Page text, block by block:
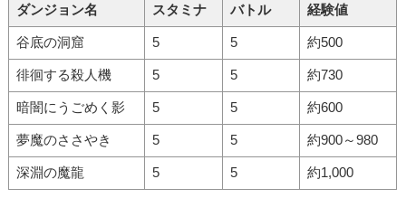
ダンジョン名 スタミナ バトル 経験値
谷底の洞窟 5 5 約500
徘徊する殺人機 5 5 約730
暗闇にうごめく影 5 5 約600
夢魔のささやき 5 5 約900～980
深淵の魔龍 5 5 約1,000